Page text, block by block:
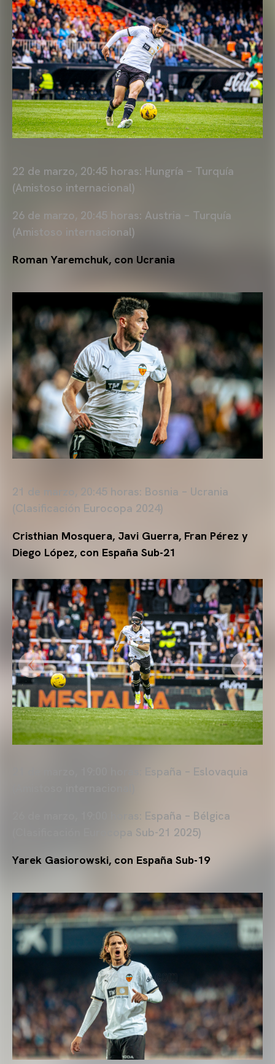
22 de marzo, 20:45 horas: Hungría – Turquía
(Amistoso internacional)
26 de marzo, 20:45 horas: Austria – Turquía
(Amistoso internacional)
Roman Yaremchuk, con Ucrania
21 de marzo, 20:45 horas: Bosnia – Ucrania
(Clasificación Eurocopa 2024)
Cristhian Mosquera, Javi Guerra, Fran Pérez y
Diego López, con España Sub-21
21 de marzo, 19:00 horas: España – Eslovaquia
26 de marzo, 19:00 horas: España – Bélgica
(Clasificación Eurocopa Sub-21 2025)
Yarek Gasiorowski, con España Sub-19